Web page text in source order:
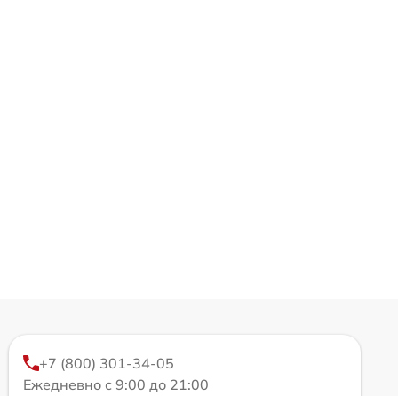
+7 (800) 301-34-05
Ежедневно с 9:00 до 21:00